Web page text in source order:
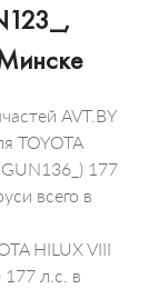
AVT.BY
TOYOTA
177
всего в
HILUX VIII
л.с. в